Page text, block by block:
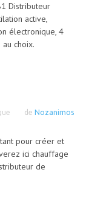
Distributeur
active,
électronique, 4
choix.
de Nozanimos
pour créer et
ici chauffage
de